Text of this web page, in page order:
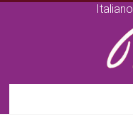
Italiano
Deutsche
Rossini